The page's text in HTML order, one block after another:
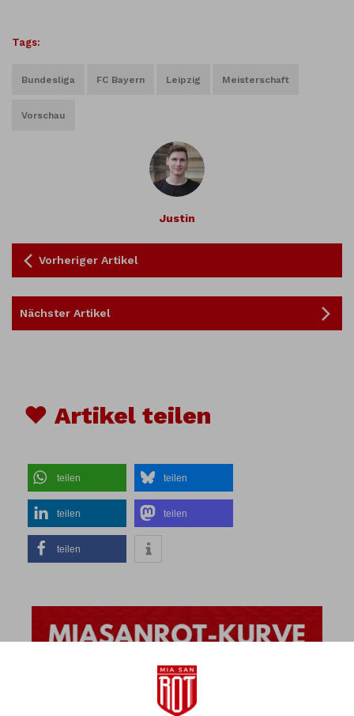
Tags:
Bundesliga FC Bayern Leipzig Meisterschaft
Vorschau
Justin
Vorheriger Artikel
Nächster Artikel
♥ Artikel teilen
teilen teilen
teilen teilen
teilen